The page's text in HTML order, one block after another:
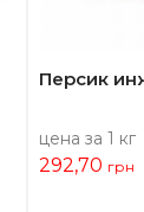
Персик
цена за 1 кг
292,70 грн